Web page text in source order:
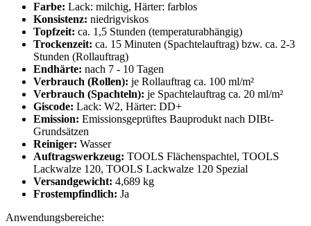
Farbe: Lack: milchig, Härter: farblos
Konsistenz: niedrigviskos
Topfzeit: ca. 1,5 Stunden (temperaturabhängig)
Trockenzeit: ca. 15 Minuten (Spachtelauftrag) bzw. ca. 2-3
Stunden (Rollauftrag)
Endhärte: nach 7 - 10 Tagen
Verbrauch (Rollen): je Rollauftrag ca. 100 ml/m²
Verbrauch (Spachteln): je Spachtelauftrag ca. 20 ml/m²
Giscode: Lack: W2, Härter: DD+
Emission: Emissionsgeprüftes Bauprodukt nach DIBt-
Grundsätzen
Reiniger: Wasser
Auftragswerkzeug: TOOLS Flächenspachtel, TOOLS
Lackwalze 120, TOOLS Lackwalze 120 Spezial
Versandgewicht: 4,689 kg
Frostempfindlich: Ja
Anwendungsbereiche: